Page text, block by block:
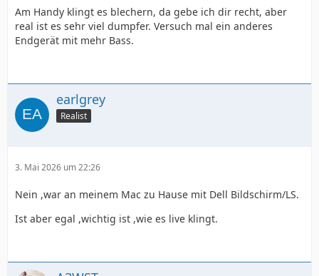
Am Handy klingt es blechern, da gebe ich dir recht, aber
real ist es sehr viel dumpfer. Versuch mal ein anderes
Endgerät mit mehr Bass.
earlgrey
Realist
3. Mai 2026 um 22:26
Nein ,war an meinem Mac zu Hause mit Dell Bildschirm/LS.
Ist aber egal ,wichtig ist ,wie es live klingt.